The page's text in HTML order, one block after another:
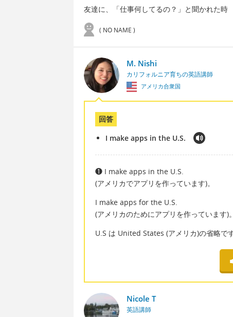
友達に、「仕事何してるの？」と聞かれた時
( NO NAME )
M. Nishi
カリフォルニア育ちの英語講師
アメリカ合衆国
回答
I make apps in the U.S.
❶ I make apps in the U.S.
(アメリカでアプリを作っています)。
I make apps for the U.S.
(アメリカのためにアプリを作っています)。
U.S は United States (アメリカ)の省略です
Nicole T
英語講師